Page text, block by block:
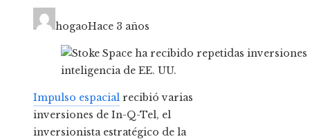
hogaoHace 3 años
Impulso espacial recibió varias
inversiones de In-Q-Tel, el
inversionista estratégico de la